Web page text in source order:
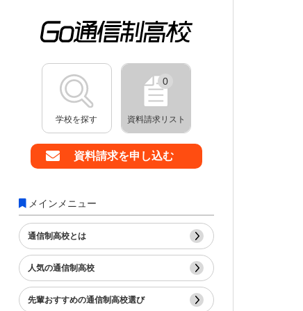
学校を探す
0
資料請求リスト
資料請求を申し込む
メインメニュー
通信制高校とは
人気の通信制高校
先輩おすすめの通信制高校選び